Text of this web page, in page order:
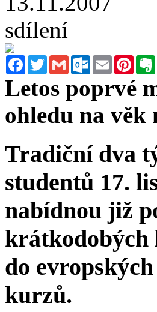
sdílení
FacebookTwitterGmail Outlook.com
Email
Letos poprvé
ohledu na věk
Tradiční dva
studentů 17.
nabídnou již
krátkodobých
do
kurzů.